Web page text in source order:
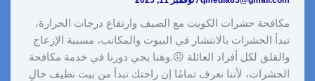
مكافحة حشرات الكويت مع الصيف وارتفاع درجات الحرارة،
تبدأ الحشرات بالانتشار في البيوت والمكاتب، مسببة الإزعاج
والقلق لكل أفراد العائلة 😖.وهنا يجي دورنا في خدمة مكافحة
الحشرات، لأننا نعرف تمامًا إن راحتك تبدأ من بيت نظيف خالٍ